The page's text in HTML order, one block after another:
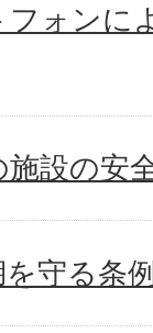
フォンに
施設の安
守る条